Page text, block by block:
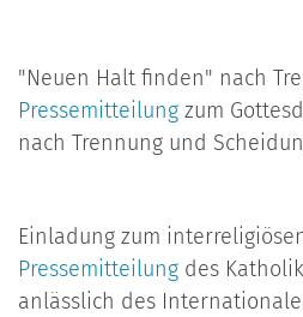
"Neuen Halt finden" nach
Pressemitteilung zum
nach Trennung und
Einladung zum
Pressemitteilung des
anlässlich des